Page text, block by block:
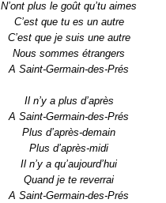
N’ont plus le goût qu’tu aimes
C’est que tu es un autre
C’est que je suis une autre
Nous sommes étrangers
A Saint-Germain-des-Prés
Il n’y a plus d’après
A Saint-Germain-des-Prés
Plus d’après-demain
Plus d’après-midi
Il n’y a qu’aujourd’hui
Quand je te reverrai
A Saint-Germain-des-Prés